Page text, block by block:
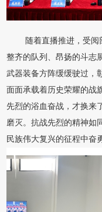
随着直播推进，受阅部
整齐的队列、昂扬的斗志
武器装备方阵缓缓驶过，
面面承载着历史荣耀的战
先烈的浴血奋战，才换来
磨灭。抗战先烈的精神如
民族伟大复兴的征程中奋